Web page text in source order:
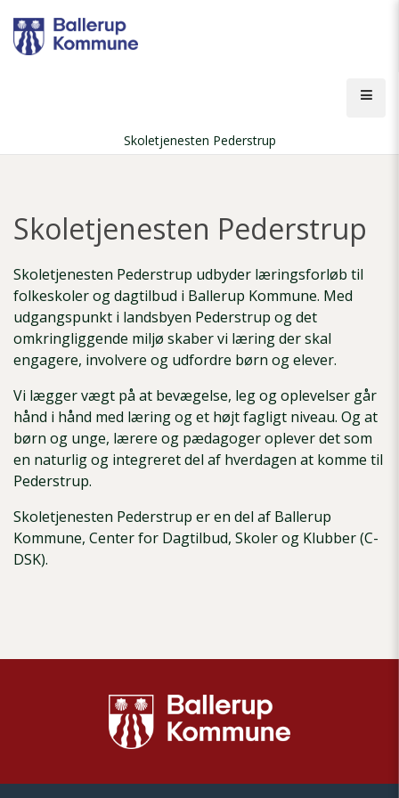
hovedindhold
Skoletjenesten Pederstrup
Skoletjenesten Pederstrup
Skoletjenesten Pederstrup udbyder læringsforløb til
folkeskoler og dagtilbud i Ballerup Kommune. Med
udgangspunkt i landsbyen Pederstrup og det
omkringliggende miljø skaber vi læring der skal
engagere, involvere og udfordre børn og elever.
Vi lægger vægt på at bevægelse, leg og oplevelser går
hånd i hånd med læring og et højt fagligt niveau. Og at
børn og unge, lærere og pædagoger oplever det som
en naturlig og integreret del af hverdagen at komme til
Pederstrup.
Skoletjenesten Pederstrup er en del af Ballerup
Kommune, Center for Dagtilbud, Skoler og Klubber (C-
DSK).